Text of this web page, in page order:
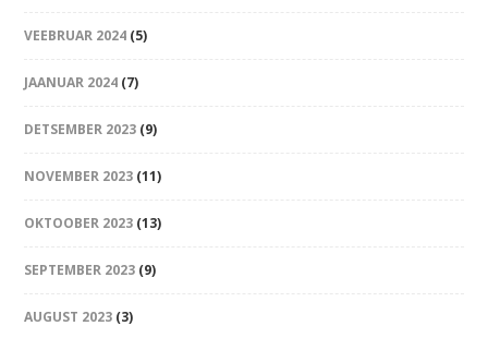
VEEBRUAR 2024 (5)
JAANUAR 2024 (7)
DETSEMBER 2023 (9)
NOVEMBER 2023 (11)
OKTOOBER 2023 (13)
SEPTEMBER 2023 (9)
AUGUST 2023 (3)